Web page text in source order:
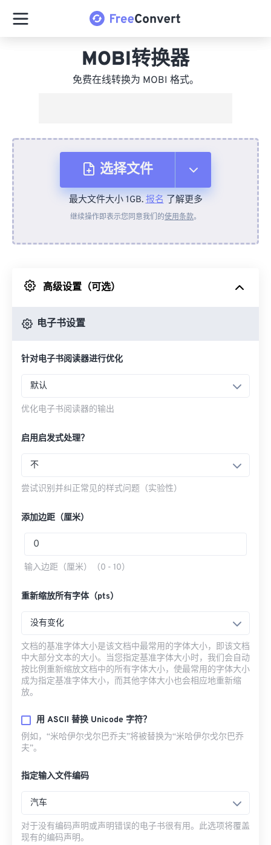
MOBI转换器
免费在线转换为 MOBI 格式。
选择文件
从设备
来自 Google Drive
最大文件大小 1GB.报名了解更多
继续操作即表示您同意我们的使用条款。
高级设置（可选）
电子书设置
针对电子书阅读器进行优化
默认
优化电子书阅读器的输出
启用启发式处理？
不
尝试识别并纠正常见的样式问题（实验性）
添加边距（厘米）
输入边距（厘米）（0 - 10）
重新缩放所有字体（pts）
没有变化
文档的基准字体大小是该文档中最常用的字体大小，即该文档
中大部分文本的大小。当您指定基准字体大小时，我们会自动
按比例重新缩放文档中的所有字体大小，使最常用的字体大小
成为指定基准字体大小，而其他字体大小也会相应地重新缩
放。
用 ASCII 替换 Unicode 字符？
例如，“米哈伊尔·戈尔巴乔夫”将被替换为“米哈伊尔·戈尔巴乔
夫”。
指定输入文件编码
汽车
对于没有编码声明或声明错误的电子书很有用。此选项将覆盖
现有的编码声明。